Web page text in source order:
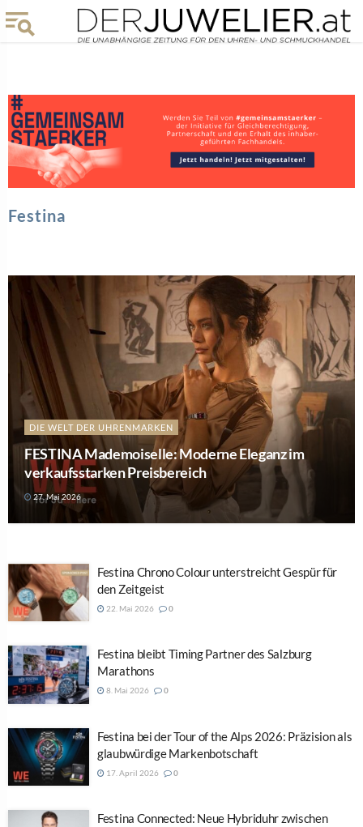
Festina
DIE WELT DER UHRENMARKEN
FESTINA Mademoiselle: Moderne Eleganz im
verkaufsstarken Preisbereich
27. Mai 2026
Festina Chrono Colour unterstreicht Gespür für
den Zeitgeist
22. Mai 2026 0
Festina bleibt Timing Partner des Salzburg
Marathons
8. Mai 2026 0
Festina bei der Tour of the Alps 2026: Präzision als
glaubwürdige Markenbotschaft
17. April 2026 0
Festina Connected: Neue Hybriduhr zwischen